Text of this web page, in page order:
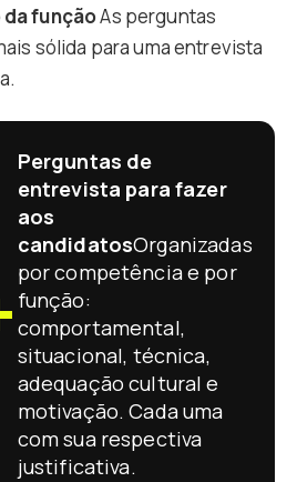
funçãoAs perguntas
sólida para uma entrevista
Perguntas de
entrevista para fazer
aos
candidatosOrganizadas
por competência e por
função:
comportamental,
situacional, técnica,
adequação cultural e
motivação. Cada uma
com sua respectiva
justificativa.